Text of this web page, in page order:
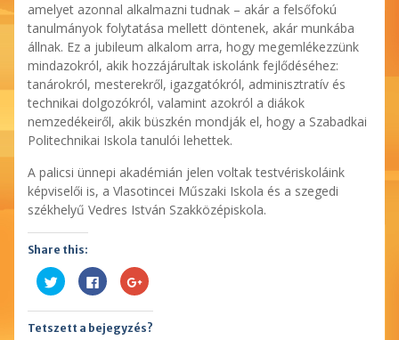
amelyet azonnal alkalmazni tudnak – akár a felsőfokú
tanulmányok folytatása mellett döntenek, akár munkába
állnak. Ez a jubileum alkalom arra, hogy megemlékezzünk
mindazokról, akik hozzájárultak iskolánk fejlődéséhez:
tanárokról, mesterekről, igazgatókról, adminisztratív és
technikai dolgozókról, valamint azokról a diákok
nemzedékeiről, akik büszkén mondják el, hogy a Szabadkai
Politechnikai Iskola tanulói lehettek.
A palicsi ünnepi akadémián jelen voltak testvériskoláink
képviselői is, a Vlasotincei Műszaki Iskola és a szegedi
székhelyű Vedres István Szakközépiskola.
Share this:
Kattints
ide
Twitter-
en
való
Facebookon
való
megosztáshoz
kattintás
ide.
(Új
Megosztás
a
plusszon(Új
ablakban
nyílik
Tetszett a bejegyzés?